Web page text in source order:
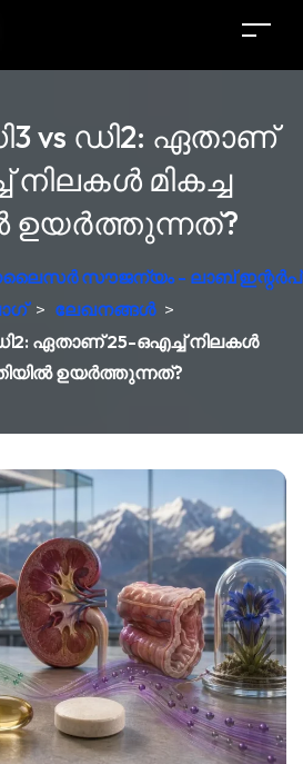
vs ഡി2: ഏതാണ്
നിലകൾ മികച്ച
ഉയർത്തുന്നത്?
സൗജന്യം - ലാബ്
> ലേഖനങ്ങൾ >
ഡി2: ഏതാണ് 25-ഒഎച്ച് നിലകൾ
ഉയർത്തുന്നത്?